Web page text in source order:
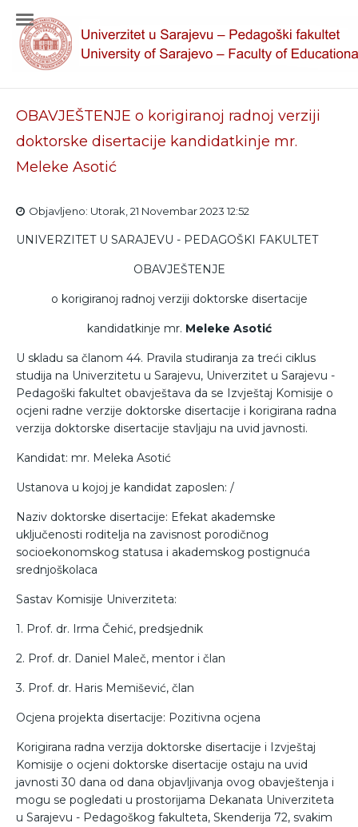
OBAVJEŠTENJE o korigiranoj radnoj verziji
doktorske disertacije kandidatkinje mr.
Meleke Asotić
Objavljeno: Utorak, 21 Novembar 2023 12:52
UNIVERZITET U SARAJEVU - PEDAGOŠKI FAKULTET
OBAVJEŠTENJE
o korigiranoj radnoj verziji doktorske disertacije
kandidatkinje mr. Meleke Asotić
U skladu sa članom 44. Pravila studiranja za treći ciklus
studija na Univerzitetu u Sarajevu, Univerzitet u Sarajevu -
Pedagoški fakultet obavještava da se Izvještaj Komisije o
ocjeni radne verzije doktorske disertacije i korigirana radna
verzija doktorske disertacije stavljaju na uvid javnosti.
Kandidat: mr. Meleka Asotić
Ustanova u kojoj je kandidat zaposlen: /
Naziv doktorske disertacije: Efekat akademske
uključenosti roditelja na zavisnost porodičnog
socioekonomskog statusa i akademskog postignuća
srednjoškolaca
Sastav Komisije Univerziteta:
1. Prof. dr. Irma Čehić, predsjednik
2. Prof. dr. Daniel Maleč, mentor i član
3. Prof. dr. Haris Memišević, član
Ocjena projekta disertacije: Pozitivna ocjena
Korigirana radna verzija doktorske disertacije i Izvještaj
Komisije o ocjeni doktorske disertacije ostaju na uvid
javnosti 30 dana od dana objavljivanja ovog obavještenja i
mogu se pogledati u prostorijama Dekanata Univerziteta
u Sarajevu - Pedagoškog fakulteta, Skenderija 72, svakim